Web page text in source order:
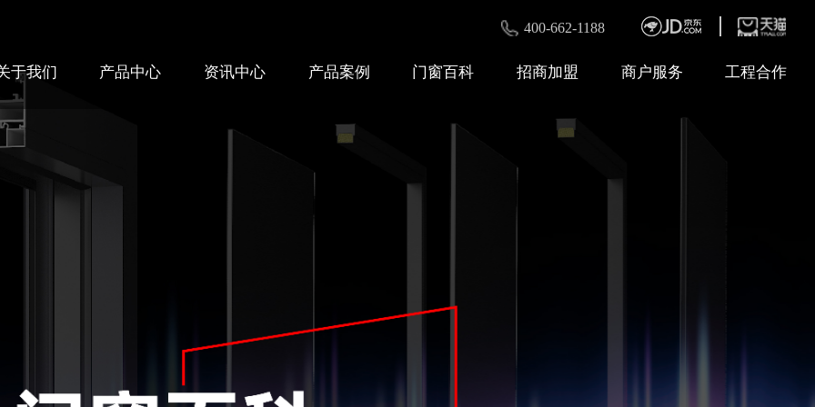
400-662-1188
于我们 产品中心 资讯中心 产品案例 门窗百科 招商加盟 商户服务 工程合作